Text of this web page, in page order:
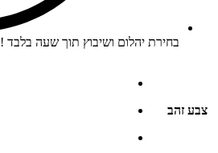
בחירת יהלום ושיבוץ תוך שעה בלבד !
צבע זהב